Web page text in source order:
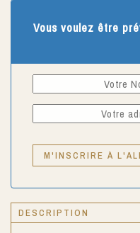
Vous voulez être
DESCRIPTION